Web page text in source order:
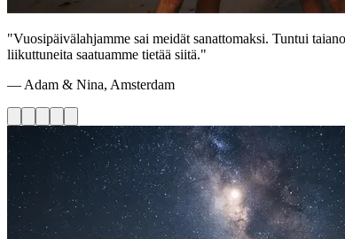
"Vuosipäivälahjamme sai meidät sanattomaksi. Tuntui
liikuttuneita saatuamme tietää siitä."
— Adam & Nina, Amsterdam